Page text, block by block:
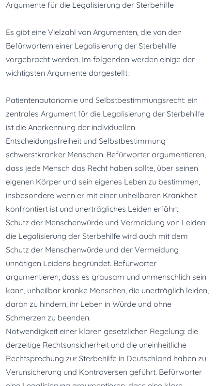
Argumente für die Legalisierung der Sterbehilfe
Es gibt eine Vielzahl von Argumenten, die von den
Befürwortern einer Legalisierung der Sterbehilfe
vorgebracht werden. Im folgenden werden einige der
wichtigsten Argumente dargestellt:
Patientenautonomie und Selbstbestimmungsrecht: ein
zentrales Argument für die Legalisierung der Sterbehilfe
ist die Anerkennung der individuellen
Entscheidungsfreiheit und Selbstbestimmung
schwerstkranker Menschen. Befürworter argumentieren,
dass jede Mensch das Recht haben sollte, über seinen
eigenen Körper und sein eigenes Leben zu bestimmen,
insbesondere wenn er mit einer unheilbaren Krankheit
konfrontiert ist und unerträgliches Leiden erfährt.
Schutz der Menschenwürde und Vermeidung von Leiden:
die Legalisierung der Sterbehilfe wird auch mit dem
Schutz der Menschenwürde und der Vermeidung
unnötigen Leidens begründet. Befürworter
argumentieren, dass es grausam und unmenschlich sein
kann, unheilbar kranke Menschen, die unerträglich leiden,
daran zu hindern, ihr Leben in Würde und ohne
Schmerzen zu beenden.
Notwendigkeit einer klaren gesetzlichen Regelung: die
derzeitige Rechtsunsicherheit und die uneinheitliche
Rechtsprechung zur Sterbehilfe in Deutschland haben zu
Verunsicherung und Kontroversen geführt. Befürworter